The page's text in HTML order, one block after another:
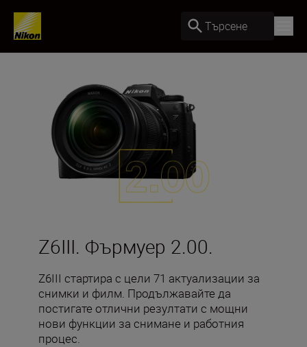
Търсене
Z6III. Фърмуер 2.00.
Z6III стартира с цели 71 актуализации за
снимки и филм. Продължавайте да
постигате отлични резултати с мощни
нови функции за снимане и работния
процес.